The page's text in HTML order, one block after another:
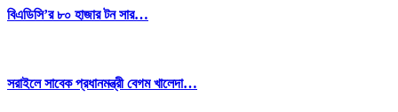
বিএডিসি’র ৮০ হাজার টন সার…
সরাইলে সাবেক প্রধানমন্ত্রী বেগম খালেদা…